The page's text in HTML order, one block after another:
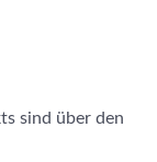
sind über den